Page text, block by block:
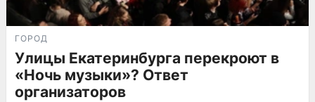
ГОРОД
Улицы Екатеринбурга перекроют в
«Ночь музыки»? Ответ
организаторов